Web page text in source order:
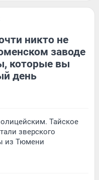
никто не
заводе
которые вы
день
Тайское
зверского
из Тюмени